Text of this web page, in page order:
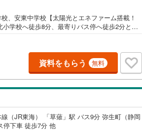
、安東中学校【太陽光とエネファーム搭載！
学校へ徒歩8分、最寄りバス停へ徒歩2分と毎
の日常生活をサポートします。・駐車スペー
複数台所有される方やご友人の来客時にも安心
以上の広さを確保し、隣接する6帖の和室を開
る大空間となります。・ウォークインクローゼ
全居室に収納を完備しており、お部屋をすっ
。・太陽光発電システムとエネファームを搭載
キッチンや1坪以上のゆったりとした浴室な
用的な設備を備えています。
資料をもらう 無料
（JR東海） 「草薙」駅 バス9分 弥生町（静岡
停下車 徒歩7分 他